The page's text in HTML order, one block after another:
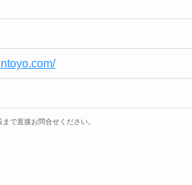
で直接お問合せください。